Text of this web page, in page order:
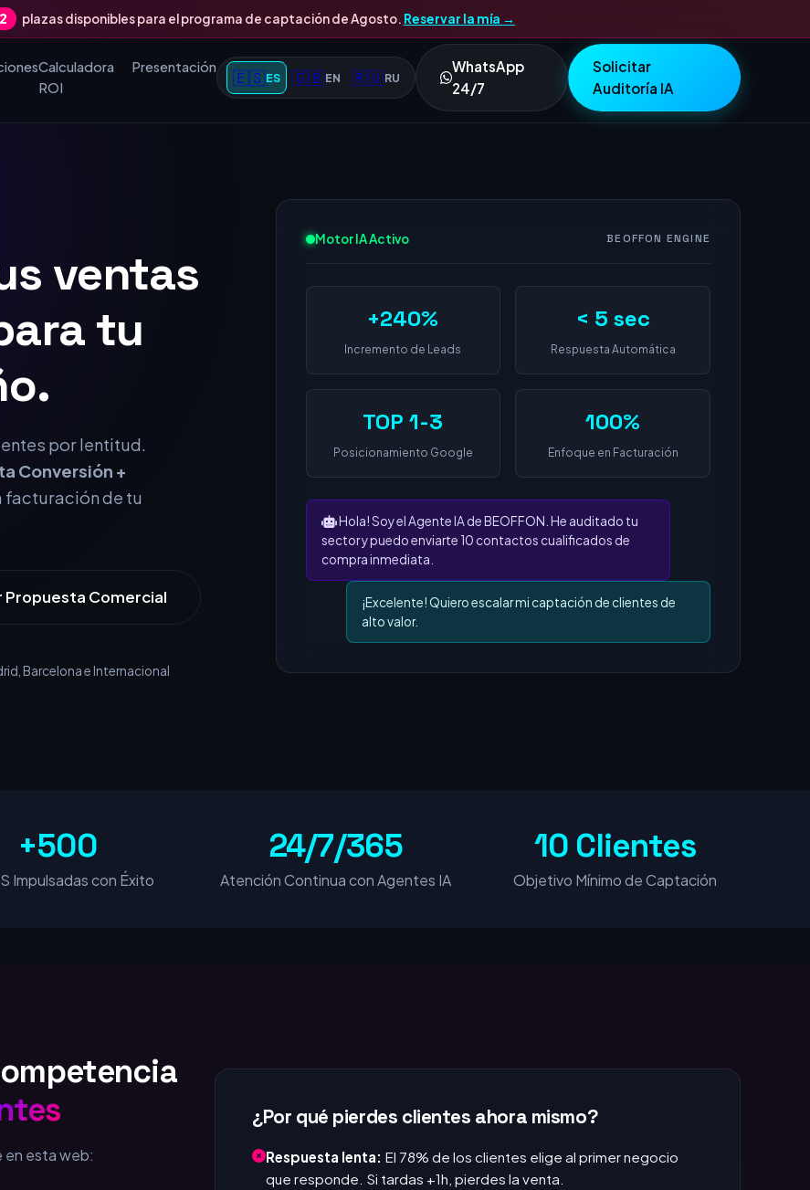
2 plazas disponibles para el programa de captación de Agosto. Reservar la mía →
Calculadora
ROI
Presentación
🇪🇸ES 🇬🇧EN 🇷🇺RU
WhatsApp
24/7
Solicitar
Auditoría IA
ventas
en
por lentitud.
Conversión +
+240%
Incremento de Leads
< 5 sec
Respuesta Automática
TOP 1-3
Posicionamiento Google
100%
Enfoque en Facturación
Hola! Soy el Agente IA de BEOFFON. He auditado tu
sector y puedo enviarte 10 contactos cualificados de
compra inmediata.
¡Excelente! Quiero escalar mi captación de clientes de
+500 24/7/365 10 Clientes
¿Por qué pierdes clientes ahora mismo?